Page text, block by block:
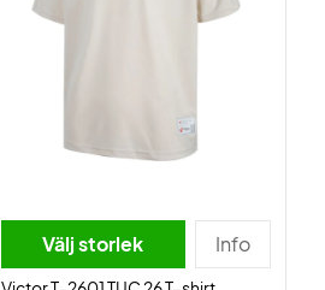
Välj storlek Info